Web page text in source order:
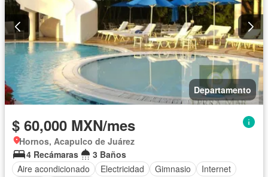
Departamento
$ 60,000 MXN/mes
Hornos, Acapulco de Juárez
4 Recámaras
3 Baños
Aire acondicionado
Electricidad Gimnasio
Internet